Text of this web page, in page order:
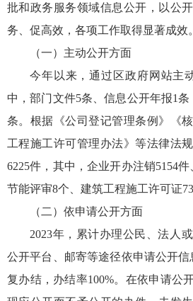
批和政务服务领域信息公开，以公
务、促高效，各项工作取得显著成效。
（一）主动公开方面
今年以来，通过区政府网站主
中，部门文件5条、信息公开年报1
条。根据《公司登记管理条例》《
工程施工许可管理办法》等法律法
6225件，其中，企业开办注销5154
节能评审8个、建筑工程施工许可证
（二）依申请公开方面
2023年，累计办理公民、法人
公开平台、邮寄等途径依申请公开
复办结，办结率100%。在依申请公